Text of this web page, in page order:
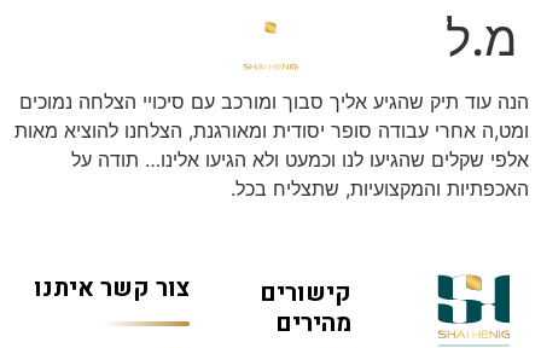
מ.ל
הנה עוד תיק שהגיע אליך סבוך ומורכב עם סיכויי הצלחה נמוכים
ומט,ה אחרי עבודה סופר יסודית ומאורגנת, הצלחנו להוציא מאות
אלפי שקלים שהגיעו לנו וכמעט ולא הגיעו אלינו… תודה על
האכפתיות והמקצועיות, שתצליח בכל.
קישורים
מהירים
צור קשר איתנו